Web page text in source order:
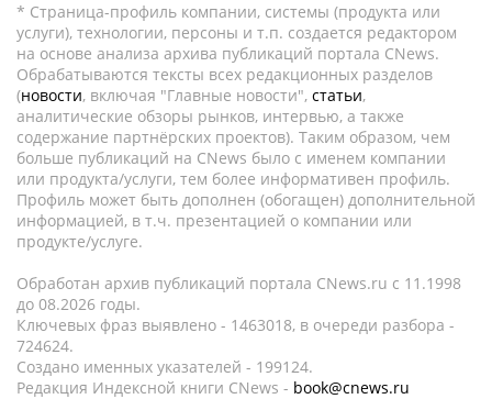
* Страница-профиль компании, системы (продукта или
услуги), технологии, персоны и т.п. создается редактором
на основе анализа архива публикаций портала CNews.
Обрабатываются тексты всех редакционных разделов
(новости, включая "Главные новости", статьи,
аналитические обзоры рынков, интервью, а также
содержание партнёрских проектов). Таким образом, чем
больше публикаций на CNews было с именем компании
или продукта/услуги, тем более информативен профиль.
Профиль может быть дополнен (обогащен) дополнительной
информацией, в т.ч. презентацией о компании или
продукте/услуге.
Обработан архив публикаций портала CNews.ru c 11.1998
до 08.2026 годы.
Ключевых фраз выявлено - 1463018, в очереди разбора -
724624.
Создано именных указателей - 199124.
Редакция Индексной книги CNews - book@cnews.ru